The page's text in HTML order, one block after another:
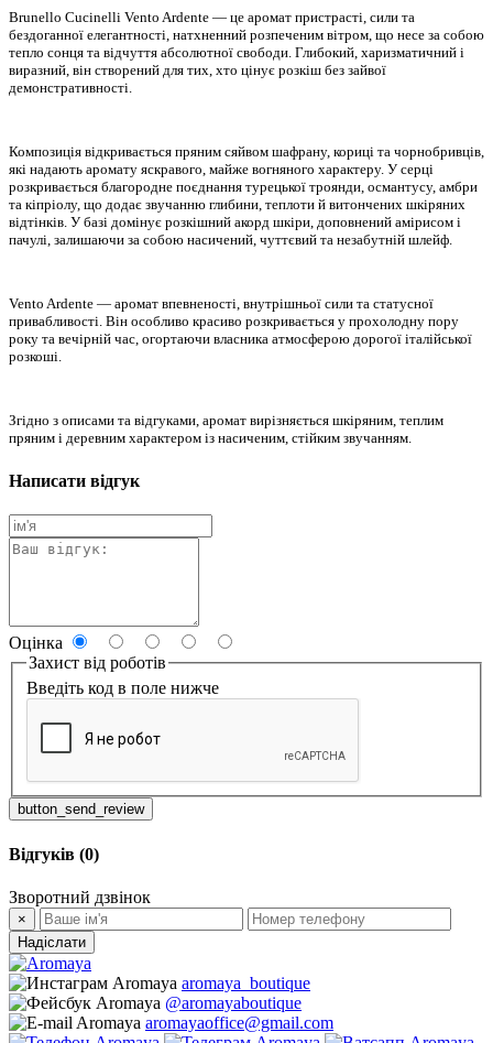
Brunello Cucinelli Vento Ardente — це аромат пристрасті, сили та
бездоганної елегантності, натхненний розпеченим вітром, що несе за собою
тепло сонця та відчуття абсолютної свободи. Глибокий, харизматичний і
виразний, він створений для тих, хто цінує розкіш без зайвої
демонстративності.
Композиція відкривається пряним сяйвом шафрану, кориці та чорнобривців,
які надають аромату яскравого, майже вогняного характеру. У серці
розкривається благородне поєднання турецької троянди, османтусу, амбри
та кіпріолу, що додає звучанню глибини, теплоти й витончених шкіряних
відтінків. У базі домінує розкішний акорд шкіри, доповнений амірисом і
пачулі, залишаючи за собою насичений, чуттєвий та незабутній шлейф.
Vento Ardente — аромат впевненості, внутрішньої сили та статусної
привабливості. Він особливо красиво розкривається у прохолодну пору
року та вечірній час, огортаючи власника атмосферою дорогої італійської
розкоші.
Згідно з описами та відгуками, аромат вирізняється шкіряним, теплим
пряним і деревним характером із насиченим, стійким звучанням.
Написати відгук
Оцінка
Захист від роботів
Введіть код в поле нижче
button_send_review
Відгуків (0)
Зворотний дзвінок
×
Надіслати
aromaya_boutique
@aromayaboutique
aromayaoffice@gmail.com